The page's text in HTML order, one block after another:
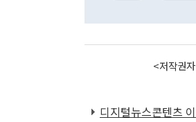
<저작권
디지털뉴스콘텐츠